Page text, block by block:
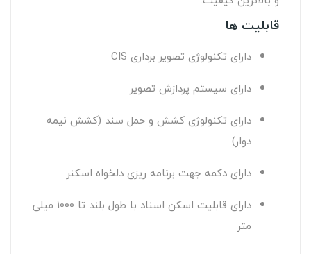
قابلیت ها
دارای تکنولوژی تصویر برداری CIS
دارای سیستم پردازش تصویر
دارای تکنولوژی کشش و حمل سند (کشش نیمه
دوار)
دارای دکمه جهت برنامه ریزی دلخواه اسکنر
دارای قابلیت اسکن اسناد با طول بلند تا 1000 میلی
متر